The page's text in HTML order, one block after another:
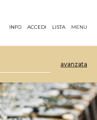
INFO ACCEDI LISTA MENU
avanzata